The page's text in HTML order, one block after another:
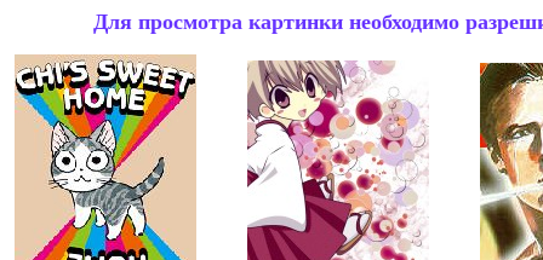
Для просмотра картинки необходимо